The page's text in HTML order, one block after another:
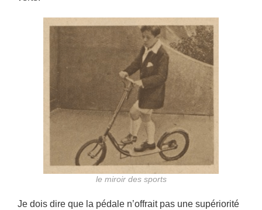
le miroir des sports
Je dois dire que la pédale n’offrait pas une supériorité